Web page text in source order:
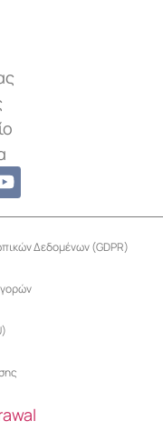
Δεδομένων (GDPR)